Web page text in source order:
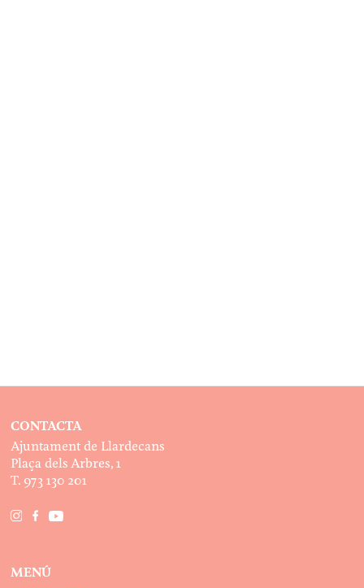
CONTACTA
Ajuntament de Llardecans
Plaça dels Arbres, 1
T. 973 130 201
MENÚ